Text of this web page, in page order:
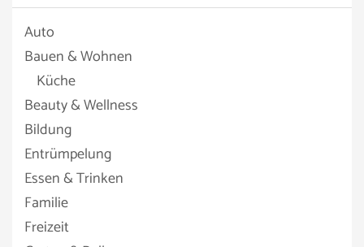
Auto
Bauen & Wohnen
Küche
Beauty & Wellness
Bildung
Entrümpelung
Essen & Trinken
Familie
Freizeit